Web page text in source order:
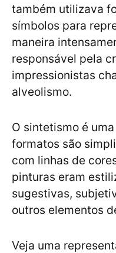
também utilizava
símbolos para
maneira
responsável pela
impressionistas
alveolismo.
O sintetismo é
formatos são
com linhas de
pinturas eram
sugestivas,
outros elementos
Veja uma